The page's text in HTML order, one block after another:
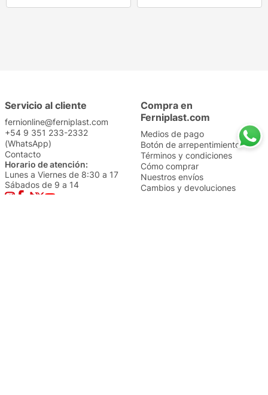
Servicio al cliente
fernionline@ferniplast.com
+54 9 351 233-2332
(WhatsApp)
Contacto
Horario de atención:
Lunes a Viernes de 8:30 a 17
Sábados de 9 a 14
Compra en
Ferniplast.com
Medios de pago
Botón de arrepentimiento
Términos y condiciones
Cómo comprar
Nuestros envíos
Cambios y devoluciones